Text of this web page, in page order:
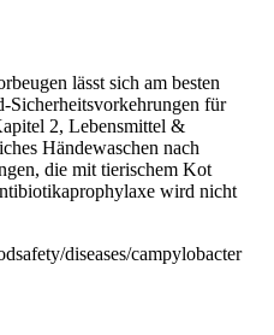
lässt sich am besten
Sicherheitsvorkehrungen für
2, Lebensmittel &
Händewaschen nach
die mit tierischem Kot
wird nicht
diseases/campylobacter